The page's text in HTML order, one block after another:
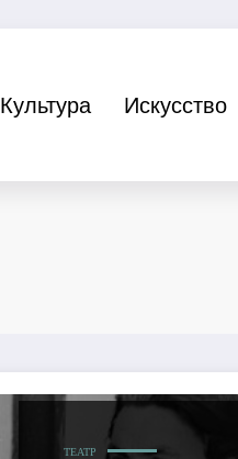
Культура Искусство
ТЕАТР